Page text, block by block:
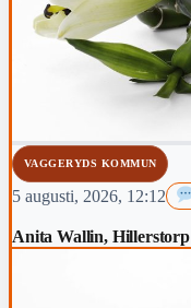
VAGGERYDS KOMMUN
5 augusti, 2026, 12:12
Anita Wallin, Hillerstorp